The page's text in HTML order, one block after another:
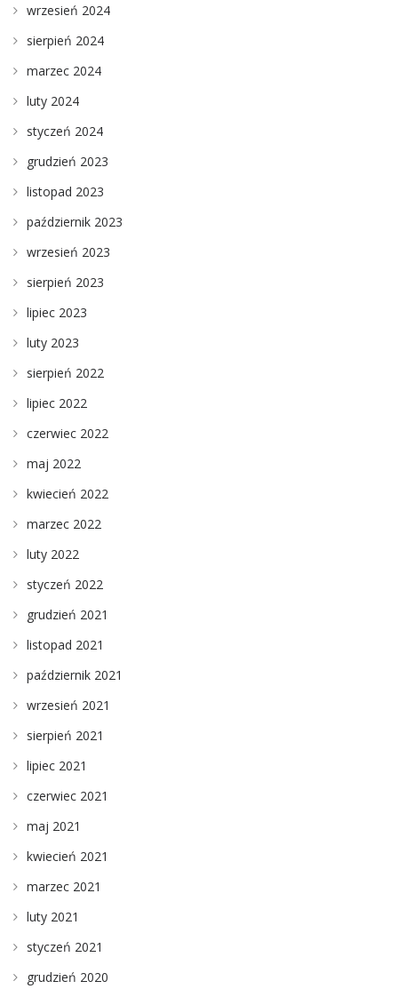
wrzesień 2024
sierpień 2024
marzec 2024
luty 2024
styczeń 2024
grudzień 2023
listopad 2023
październik 2023
wrzesień 2023
sierpień 2023
lipiec 2023
luty 2023
sierpień 2022
lipiec 2022
czerwiec 2022
maj 2022
kwiecień 2022
marzec 2022
luty 2022
styczeń 2022
grudzień 2021
listopad 2021
październik 2021
wrzesień 2021
sierpień 2021
lipiec 2021
czerwiec 2021
maj 2021
kwiecień 2021
marzec 2021
luty 2021
styczeń 2021
grudzień 2020